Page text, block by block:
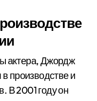
актера, Джордж
производстве и
В 2001 году он